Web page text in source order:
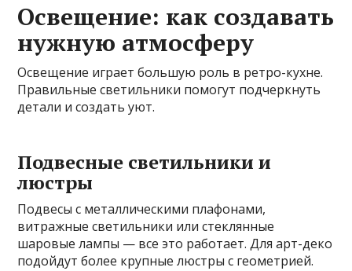
Освещение: как создавать
нужную атмосферу
Освещение играет большую роль в ретро-кухне.
Правильные светильники помогут подчеркнуть
детали и создать уют.
Подвесные светильники и
люстры
Подвесы с металлическими плафонами,
витражные светильники или стеклянные
шаровые лампы — все это работает. Для арт-деко
подойдут более крупные люстры с геометрией.